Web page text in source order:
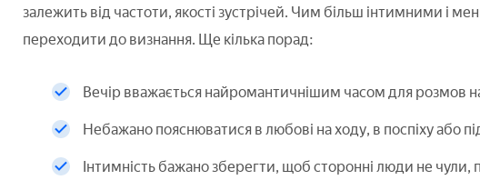
залежить від частоти, якості зустрічей. Чим більш інтимними і
переходити до визнання. Ще кілька порад:
Вечір вважається найромантичнішим часом для розмов
Небажано пояснюватися в любові на ходу, в поспіху або
Інтимність бажано зберегти, щоб сторонні люди не